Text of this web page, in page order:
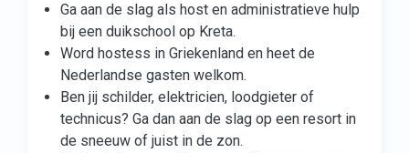
Ga aan de slag als host en administratieve hulp
bij een duikschool op Kreta.
Word hostess in Griekenland en heet de
Nederlandse gasten welkom.
Ben jij schilder, elektricien, loodgieter of
technicus? Ga dan aan de slag op een resort in
de sneeuw of juist in de zon.